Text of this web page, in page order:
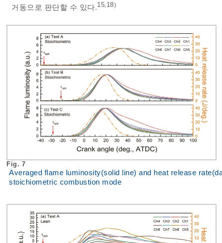
거동으로 판단할 수 있다.15 18)
Fig. 7
Averaged flame luminosity(solid line) and heat release
stoichiometric combustion mode